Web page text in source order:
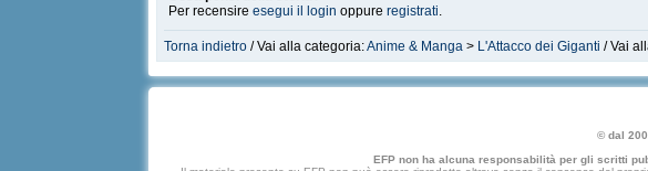
Per recensireesegui il login oppureregistrati
Torna indietro / Vai alla categoria:Anime & Manga > L'Attacco dei Giganti / Vai
© dal
EFP non ha alcuna responsabilità per gli scritti